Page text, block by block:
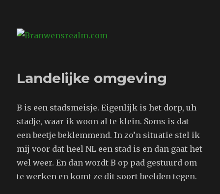
Branwensrealm.com
Landelijke omgeving
B is een stadsmeisje. Eigenlijk is het dorp, uh
stadje, waar ik woon al te klein. Soms is dat
een beetje beklemmend. In zo’n situatie stel ik
mij voor dat heel NL een stad is en dan gaat het
wel weer. En dan wordt B op pad gestuurd om
te werken en komt ze dit soort beelden tegen.